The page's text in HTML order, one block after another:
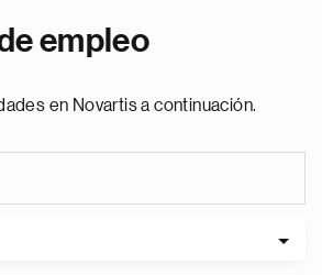
empleo
en Novartis a continuación.